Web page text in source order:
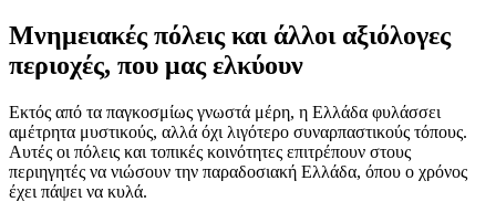
Μνημειακές πόλεις και άλλοι αξιόλογες
περιοχές, που μας ελκύουν
Εκτός από τα παγκοσμίως γνωστά μέρη, η Ελλάδα φυλάσσει
αμέτρητα μυστικούς, αλλά όχι λιγότερο συναρπαστικούς τόπους.
Αυτές οι πόλεις και τοπικές κοινότητες επιτρέπουν στους
περιηγητές να νιώσουν την παραδοσιακή Ελλάδα, όπου ο χρόνος
έχει πάψει να κυλά.